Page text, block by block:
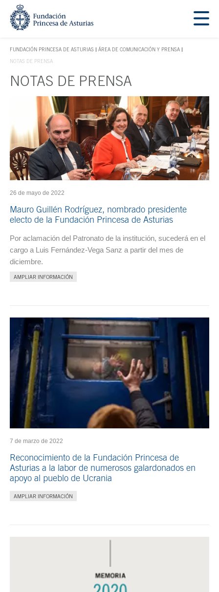
Saltar navegación. Ir directamente al contenido principal
FUNDACIÓN PRINCESA DE ASTURIAS
TECLA DE ACCESO 1
ÁREA DE COMUNICACIÓN Y PRENSA
NOTAS DE PRENSA
Contenido principal
NOTAS DE PRENSA
26 de mayo de 2022
Mauro Guillén Rodríguez, nombrado presidente
electo de la Fundación Princesa de Asturias
Por aclamación del Patronato de la institución, sucederá en el
cargo a Luis Fernández-Vega Sanz a partir del mes de
diciembre.
AMPLIAR INFORMACIÓN
7 de marzo de 2022
Reconocimiento de la Fundación Princesa de
Asturias a la labor de numerosos galardonados en
apoyo al pueblo de Ucrania
AMPLIAR INFORMACIÓN